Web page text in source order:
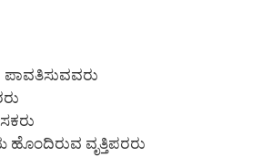
ವೃತ್ತಿಪರರು